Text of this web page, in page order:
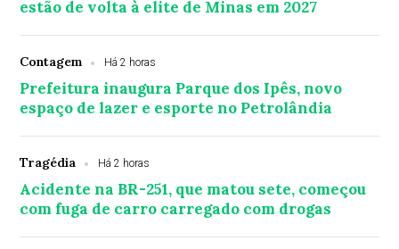
estão de volta à elite de Minas em 2027
Contagem Há 2 horas
Prefeitura inaugura Parque dos Ipês, novo
espaço de lazer e esporte no Petrolândia
Tragédia Há 2 horas
Acidente na BR-251, que matou sete, começou
com fuga de carro carregado com drogas